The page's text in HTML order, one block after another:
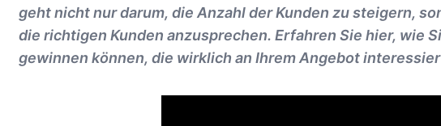
geht nicht nur darum, die Anzahl der Kunden zu steigern,
die richtigen Kunden anzusprechen. Erfahren Sie hier, wie
gewinnen können, die wirklich an Ihrem Angebot